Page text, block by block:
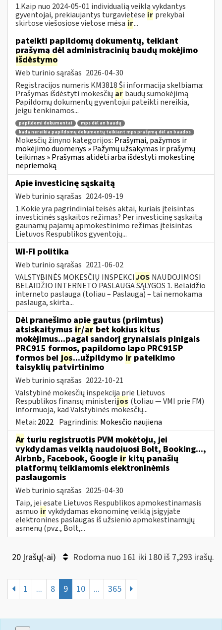
1.Kaip nuo 2024-05-01 individualią veiklą vykdantys
gyventojai, prekiaujantys turgavietėse ir prekybai
skirtose viešosiose vietose mėsa ir...
pateikti papildomų dokumentų, teikiant
prašymą dėl administracinių baudų mokėjimo
išdėstymo
Web turinio sąrašas 2026-04-30
Registracijos numeris KM3818 Ši informacija skelbiama:
Prašymas išdėstyti mokesčių ar baudų sumokėjimą
Papildomų dokumentų gyventojui pateikti nereikia,
jeigu tenkinamos...
papildomi dokumentai
mps dėl an baudų
kada nereikia papildomų dokumentų teikiant mps prašymą dėl an baudos
Mokesčių žinyno kategorijos: Prašymai, pažymos ir
mokėjimo duomenys » Pažymų užsakymas ir prašymų
teikimas » Prašymas atidėti arba išdėstyti mokestinę
nepriemoką
Apie investicinę sąskaitą
Web turinio sąrašas 2024-09-19
1.Kokie yra pagrindiniai teisės aktai, kuriais įteisintas
investicinės sąskaitos režimas? Per investicinę sąskaitą
gaunamų pajamų apmokestinimo režimas įteisintas
Lietuvos Respublikos gyventojų...
WI-FI politika
Web turinio sąrašas 2021-06-02
VALSTYBINĖS MOKESČIŲ INSPEKCIJOS NAUDOJIMOSI
BELAIDŽIO INTERNETO PASLAUGA SĄLYGOS 1. Belaidžio
interneto paslauga (toliau – Paslauga) – tai nemokama
paslauga, skirta...
Dėl pranešimo apie gautus (priimtus)
atsiskaitymus ir/ar bet kokius kitus
mokėjimus...pagal sandorį grynaisiais pinigais
PRC915 formos, papildomo lapo PRC915P
formos bei jos...užpildymo ir pateikimo
taisyklių patvirtinimo
Web turinio sąrašas 2022-10-21
Valstybinė mokesčių inspekcija prie Lietuvos
Respublikos finansų ministerijos (toliau ― VMI prie FM)
informuoja, kad Valstybinės mokesčių...
Metai: 2022 Pagrindinis: Mokesčio naujiena
Ar turiu registruotis PVM mokėtoju, jei
vykdydamas veiklą naudojuosi Bolt, Booking...,
Airbnb, Facebook, Google ir kitų panašių
platformų teikiamomis elektroninėmis
paslaugomis
Web turinio sąrašas 2025-04-30
Taip, jei esate Lietuvos Respublikos apmokestinamasis
asmuo irvykdydamas ekonominę veiklą įsigyjate
elektronines paslaugas iš užsienio apmokestinamųjų
asmenų (pvz., Bolt,...
20 Įrašų(-ai) Rodoma nuo 161 iki 180 iš 7,293 irašų.
1 ... 8 9 10 ... 365